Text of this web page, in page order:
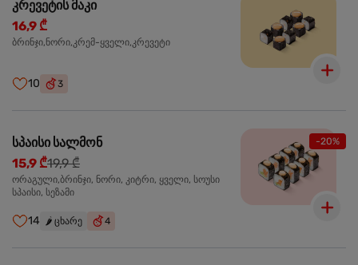
კრევეტის მაკი
16,9 ₾
ბრინჯი,ნორი,კრემ-ყველი,კრევეტი
10 3
-20%
სპაისი სალმონ
15,9 ₾19,9 ₾
ორაგული,ბრინჯი, ნორი, კიტრი, ყველი, სოუსი
სპაისი, სეზამი
14 🌶️ ცხარე 4